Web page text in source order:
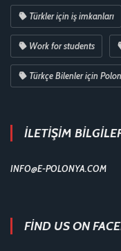
Türkler için iş imkanları
Work for students
Türkçe Bilenler için
İLETİŞİM
INFO@E-POLONYA.COM
FIND US ON